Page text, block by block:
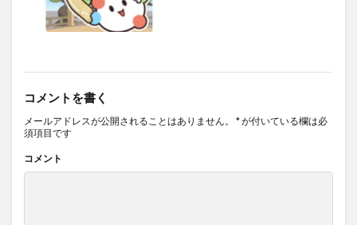
コメントを書く
メールアドレスが公開されることはありません。 *が付いている欄は必
須項目です
コメント